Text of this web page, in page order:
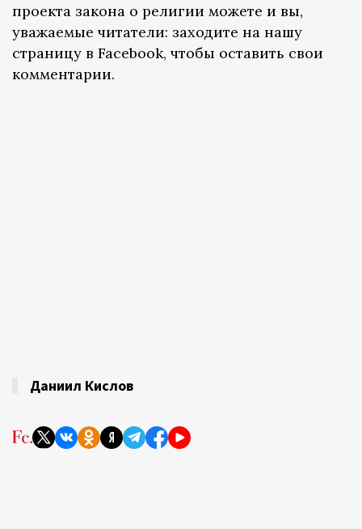
проекта закона о религии можете и вы,
уважаемые читатели: заходите на нашу
страницу в Facebook, чтобы оставить свои
комментарии.
Даниил Кислов